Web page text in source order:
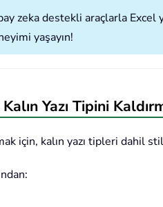
zeka destekli araçlarla
yaşayın!
Yazı Tipini
için, kalın yazı tipleri dahil